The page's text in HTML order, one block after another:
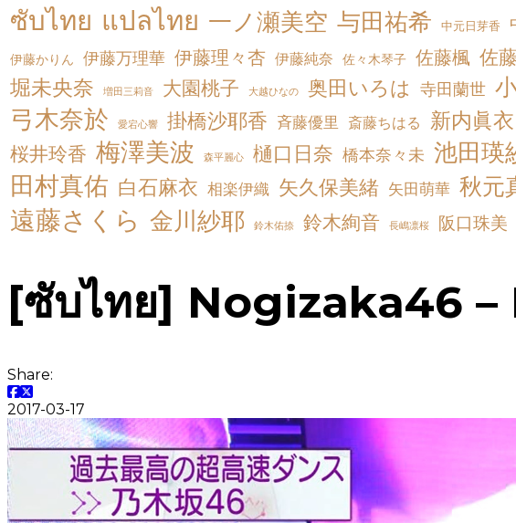
ซับไทย แปลไทย 一ノ瀬美空 与田祐希 中元日芽香
伊藤かりん 伊藤万理華 伊藤理々杏 伊藤純奈 佐々木琴子 佐藤楓 佐
堀未央奈 増田三莉音 大園桃子 大越ひなの 奥田いろは 寺田蘭世
弓木奈於 愛宕心響 掛橋沙耶香 斉藤優里 斎藤ちはる 新内眞衣
桜井玲香 梅澤美波 森平麗心 樋口日奈 橋本奈々未 池田瑛
田村真佑 白石麻衣 相楽伊織 矢久保美緒 矢田萌華 秋元
遠藤さくら 金川紗耶 鈴木佑捺 鈴木絢音 長嶋凛桜 阪口珠美
[ซับไทย] Nogizaka46 –
Share:
2017-03-17